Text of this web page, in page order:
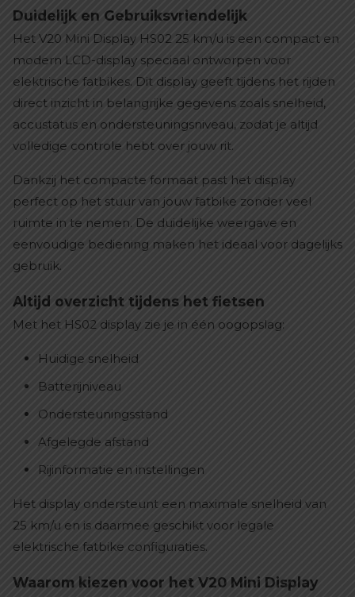
Duidelijk en Gebruiksvriendelijk
Het V20 Mini Display HS02 25 km/u is een compact en
modern LCD-display speciaal ontworpen voor
elektrische fatbikes. Dit display geeft tijdens het rijden
direct inzicht in belangrijke gegevens zoals snelheid,
accustatus en ondersteuningsniveau, zodat je altijd
volledige controle hebt over jouw rit.
Dankzij het compacte formaat past het display
perfect op het stuur van jouw fatbike zonder veel
ruimte in te nemen. De duidelijke weergave en
eenvoudige bediening maken het ideaal voor dagelijks
gebruik.
Altijd overzicht tijdens het fietsen
Met het HS02 display zie je in één oogopslag:
Huidige snelheid
Batterijniveau
Ondersteuningsstand
Afgelegde afstand
Rijinformatie en instellingen
Het display ondersteunt een maximale snelheid van
25 km/u en is daarmee geschikt voor legale
elektrische fatbike configuraties.
Waarom kiezen voor het V20 Mini Display